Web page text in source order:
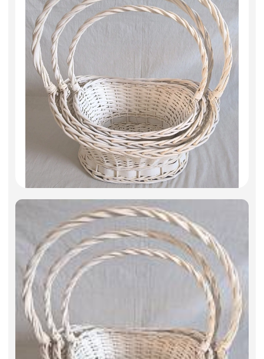
Фоамиран
Свечи
Игрушки мягкие
Изделия из металла
Сухоцветы